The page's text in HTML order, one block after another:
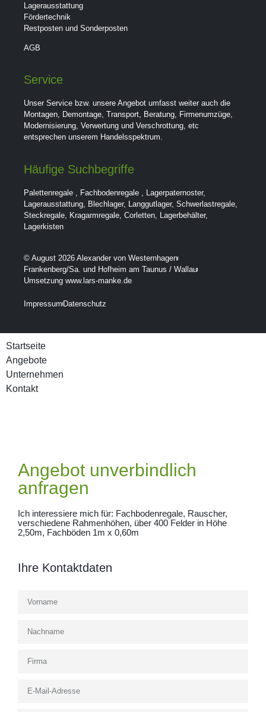
Lagerausstattung
Fördertechnik
Restposten und Sonderposten
AGB
Service
Unser Service bzw. unsere Angebot umfasst weiter auch die
Montagen, Demontage, Transport, Beratung, Firmenumzüge,
Modernisierung, Verwertung und Verschrottung, etc
entsprechen unserem Handelsspektrum.
Häufige Suchbegriffe
Palettenregale Fachbodenregale Lagerpaternoster,
Lagerausstattung
Blechlager, Langgutlager, Schwerlastregale
Steckregale
Kragarmregale Corletten Lagerbehälter,
Lagerkisten
© August 2026 Alexander von Westernhagen
Frankenberg/Sa. und Hofheim am Taunus / Wallau
Umsetzung www.lars-manke.de
Impressum Datenschutz
Startseite
Angebote
Unternehmen
Kontakt
Angebot unverbindlich
anfragen
Ich interessiere mich für: Fachbodenregale, Rauscher,
verschiedene Rahmenhöhen, über 400 Felder in Höhe
2,50m, Fachböden 1m x 0,60m
Ihre Kontaktdaten